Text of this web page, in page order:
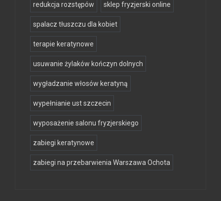
redukcja rozstępów sklep fryzjerski online
spalacz tłuszczu dla kobiet
terapie keratynowe
usuwanie żylaków kończyn dolnych
wygładzanie włosów keratyną
wypełnianie ust szczecin
wyposażenie salonu fryzjerskiego
zabiegi keratynowe
zabiegi na przebarwienia Warszawa Ochota